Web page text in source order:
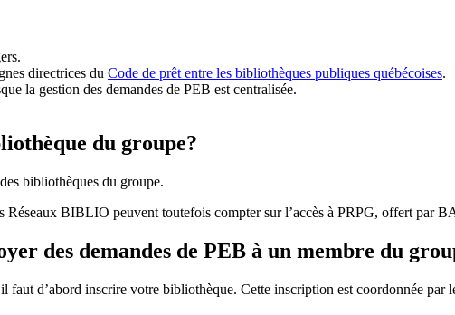
directrices du Code de prêt entre les bibliothèques publiques québécoises.
la gestion des demandes de PEB est centralisée.
du groupe?
bibliothèques du groupe.
Réseaux BIBLIO peuvent toutefois compter sur l’accès à PRPG, offert par
des demandes de PEB à un membre du
faut d’abord inscrire votre bibliothèque. Cette inscription est coordonnée